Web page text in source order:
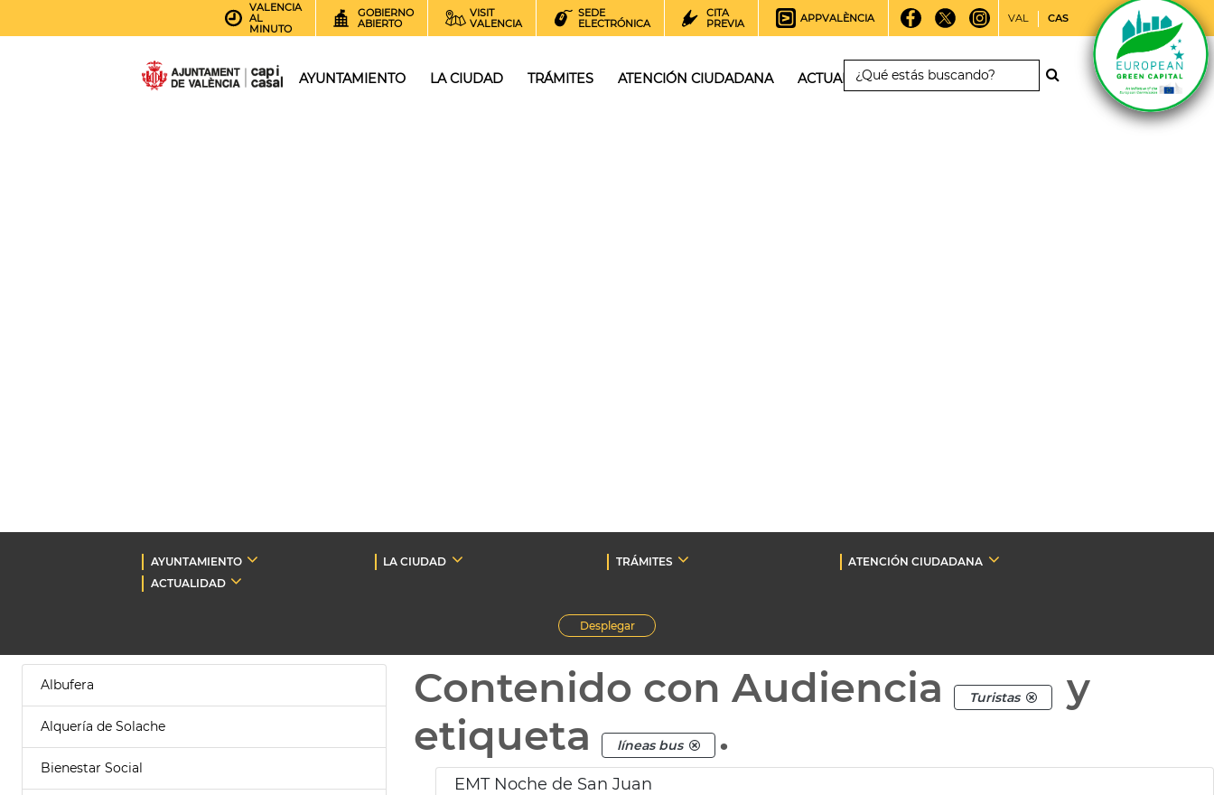
VALENCIA
AL
MINUTO
GOBIERNO
ABIERTO
VISIT
VALENCIA
SEDE
ELECTRÓNICA
CITA
PREVIA
APPVALÈNCIA VAL CAS
AYUNTAMIENTO LA CIUDAD TRÁMITES ATENCIÓN CIUDADANA ACTUALIDAD
AYUNTAMIENTO LA CIUDAD TRÁMITES
ATENCIÓN CIUDADANA
ACTUALIDAD
Desplegar
Albufera
Alquería de Solache
Bienestar Social
Contenido con Audiencia Turistas
y
etiqueta
líneas bus .
EMT Noche de San Juan